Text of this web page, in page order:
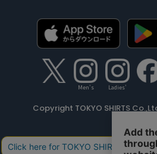
Men's Ladies'
Copyright TOKYO SHIRTS